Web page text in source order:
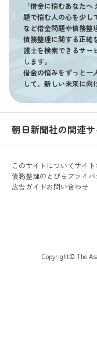
「借金に悩むあなた
題で悩む人の心を少し
など借金問題や債務整
債務整理に関する正確
護士を検索できるサー
します。
借金の悩みをずっと一
して、新しい未来に向
朝日新聞社の関連サ
このサイトについてサイ
債務整理のとびらプライ
広告ガイドお問い合わせ
Copyright© The